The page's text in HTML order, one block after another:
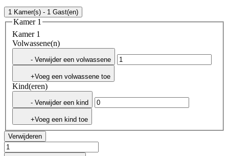
1 Kamer(s) - 1 Gast(en)
Kamer 1
Kamer 1
Volwassene(n)
- Verwijder een volwassene
+Voeg een volwassene toe
Kind(eren)
- Verwijder een kind
+Voeg een kind toe
Verwijderen